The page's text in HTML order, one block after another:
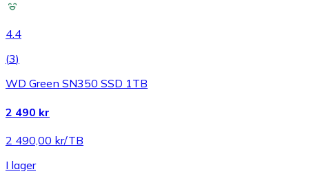
4.4
(3)
WD Green SN350 SSD 1TB
2 490 kr
2 490,00 kr/TB
I lager